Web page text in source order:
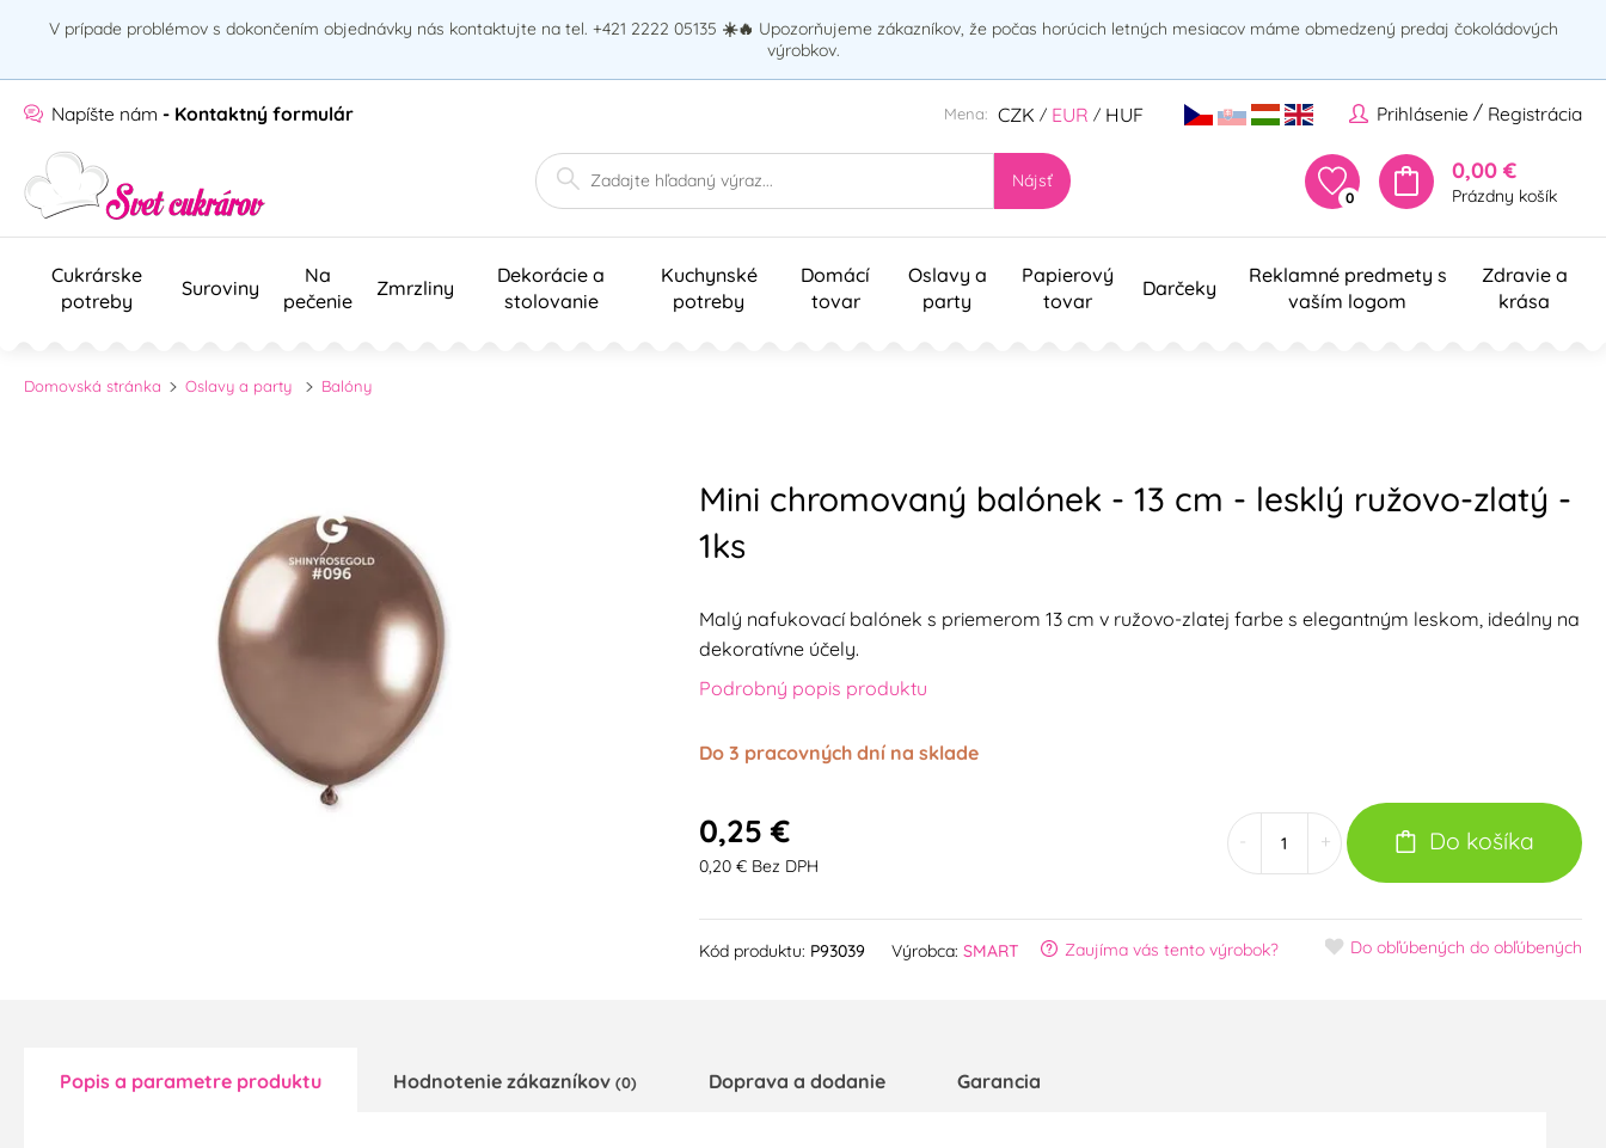
V prípade problémov s dokončením objednávky nás kontaktujte na tel. +421 2222 05135 ☀️🔥 Upozorňujeme zákazníkov, že počas horúcich letných mesiacov máme obmedzený predaj čokoládových
výrobkov.
Napíšte nám - Kontaktný formulár Prihlásenie / Registrácia
Mena: CZK / EUR / HUF
Nájsť
0
0,00 €
Prázdny košík
Cukrárske
potreby
Suroviny
Na
pečenie
Zmrzliny
Dekorácie a
stolovanie
Kuchynské
potreby
Domácí
tovar
Oslavy a
party
Papierový
tovar
Darčeky
Reklamné predmety s
vaším logom
Zdravie a
krása
Domovská stránka Oslavy a party Balóny
Mini chromovaný balónek - 13 cm - lesklý ružovo-zlatý -
1ks
Malý nafukovací balónek s priemerom 13 cm v ružovo-zlatej farbe s elegantným leskom, ideálny na
dekoratívne účely.
Podrobný popis produktu
Do 3 pracovných dní na sklade
0,25 €
0,20 € Bez DPH
+ Do košíka
Kód produktu: P93039 Výrobca: SMART Zaujíma vás tento výrobok? Do obľúbených do obľúbených
Popis a parametre produktu Hodnotenie zákazníkov (0) Doprava a dodanie Garancia